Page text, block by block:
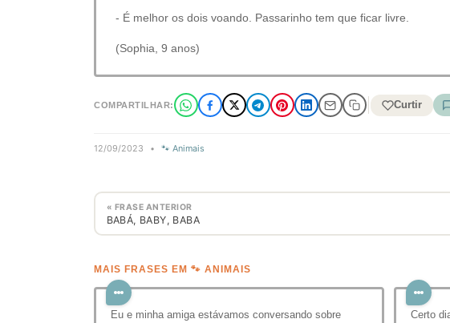
- É melhor os dois voando. Passarinho tem que ficar livre.
(Sophia, 9 anos)
COMPARTILHAR: Curtir
12/09/2023 • 🐾 Animais
« FRASE ANTERIOR
BABÁ, BABY, BABA
MAIS FRASES EM 🐾 ANIMAIS
Eu e minha amiga estávamos conversando sobre
Certo